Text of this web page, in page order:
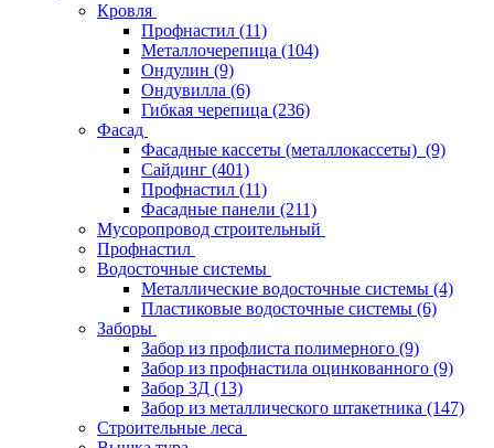
Кровля
Профнастил (11)
Металлочерепица (104)
Ондулин (9)
Ондувилла (6)
Гибкая черепица (236)
Фасад
Фасадные кассеты (металлокассеты) (9)
Сайдинг (401)
Профнастил (11)
Фасадные панели (211)
Мусоропровод строительный
Профнастил
Водосточные системы
Металлические водосточные системы (4)
Пластиковые водосточные системы (6)
Заборы
Забор из профлиста полимерного (9)
Забор из профнастила оцинкованного (9)
Забор 3Д (13)
Забор из металлического штакетника (147)
Строительные леса